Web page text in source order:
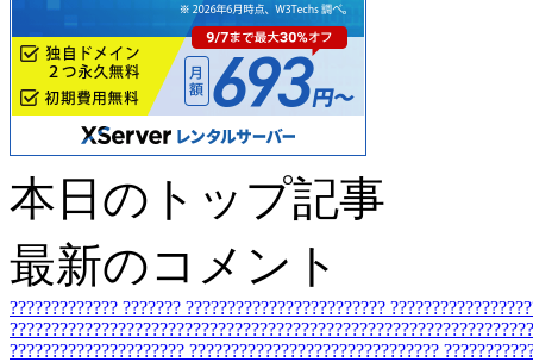
本日のトップ記事
最新のコメント
????????????? ??????? ????????????????????????
????????????????????? ??????????????????????????????